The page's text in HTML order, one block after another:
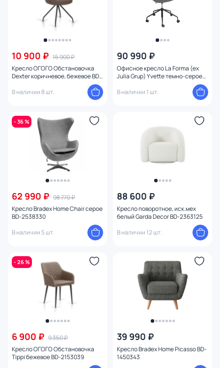
10 900 ₽ 15 900 ₽
Кресло ОГОГО Обстановочка
Dexter коричневое, бежевое BD-
В наличии 8 шт.
90 990 ₽
Офисное кресло La Forma (ex
Julia Grup) Yvette темно-серое
В наличии 1 шт.
- 36 %
62 990 ₽ 98 770 ₽
Кресло Bradex Home Chair серое
BD-2538330
В наличии 5 шт.
88 600 ₽
Кресло поворотное, иск.мех
белый Garda Decor BD-2363125
В наличии 12 шт.
- 26 %
6 900 ₽ 9 350 ₽
Кресло ОГОГО Обстановочка
Tippi бежевое BD-2153039
39 990 ₽
Кресло Bradex Home Picasso BD-
1450343
Конструкция
Механизм качания
Высота сиденья (см)